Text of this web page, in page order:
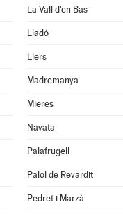
La Vall d'en Bas
Lladó
Llers
Madremanya
Mieres
Navata
Palafrugell
Palol de Revardit
Pedret i Marzà